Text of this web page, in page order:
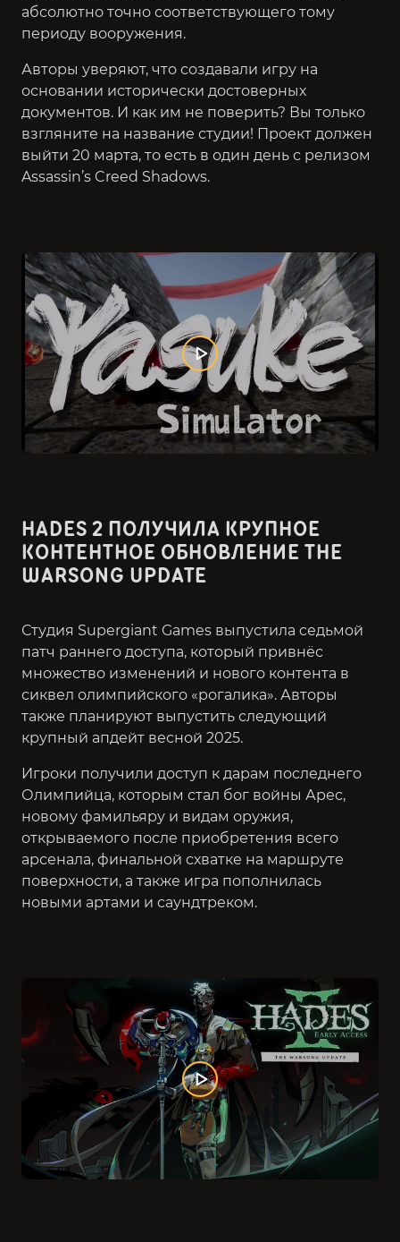
абсолютно точно соответствующего тому
периоду вооружения.
Авторы уверяют, что создавали игру на
основании исторически достоверных
документов. И как им не поверить? Вы только
взгляните на название студии! Проект должен
выйти 20 марта, то есть в один день с релизом
Assassin’s Creed Shadows.
HADES 2 ПОЛУЧИЛА КРУПНОЕ
КОНТЕНТНОЕ ОБНОВЛЕНИЕ THE
WARSONG UPDATE
Студия Supergiant Games выпустила cедьмой
патч раннего доступа, который привнёс
множество изменений и нового контента в
сиквел олимпийского «рогалика». Авторы
также планируют выпустить следующий
крупный апдейт весной 2025.
Игроки получили доступ к дарам последнего
Олимпийца, которым стал бог войны Арес,
новому фамильяру и видам оружия,
открываемого после приобретения всего
арсенала, финальной схватке на маршруте
поверхности, а также игра пополнилась
новыми артами и саундтреком.